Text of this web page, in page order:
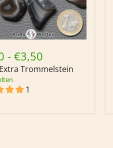
- €3,50
Trommelstein
1